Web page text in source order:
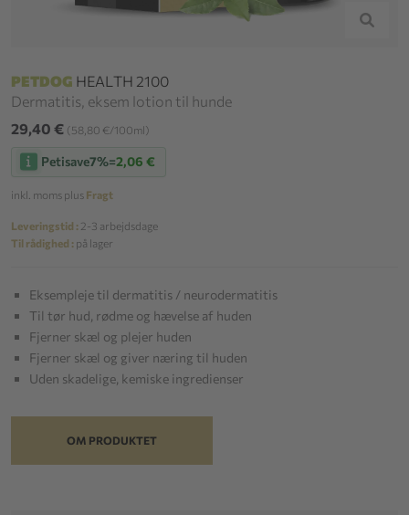
PETDOG HEALTH 2100
Dermatitis, eksem lotion til hunde
29,40 € (58,80 €/100ml)
Petisave7%=2,06 €
inkl. moms plus Fragt
Leveringstid : 2-3 arbejdsdage
Til rådighed : på lager
Eksempleje til dermatitis / neurodermatitis
Til tør hud, rødme og hævelse af huden
Fjerner skæl og plejer huden
Fjerner skæl og giver næring til huden
Uden skadelige, kemiske ingredienser
OM PRODUKTET